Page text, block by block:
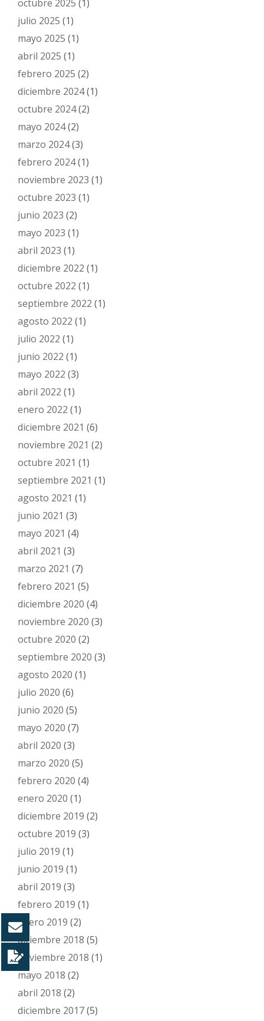
octubre 2025 (1)
julio 2025 (1)
mayo 2025 (1)
abril 2025 (1)
febrero 2025 (2)
diciembre 2024(1)
octubre 2024(2)
mayo 2024(2)
marzo 2024(3)
febrero 2024(1)
noviembre 2023 (1)
octubre 2023 (1)
junio 2023 (2)
mayo 2023 (1)
abril 2023 (1)
diciembre 2022 (1)
octubre 2022 (1)
septiembre 2022 (1)
agosto 2022 (1)
julio 2022 (1)
junio 2022 (1)
mayo 2022 (3)
abril 2022 (1)
enero 2022 (1)
diciembre 2021 (6)
noviembre 2021 (2)
octubre 2021 (1)
septiembre 2021 (1)
agosto 2021 (1)
junio 2021 (3)
mayo 2021 (4)
abril 2021 (3)
marzo 2021 (7)
febrero 2021 (5)
diciembre 2020 (4)
noviembre 2020 (3)
octubre 2020 (2)
septiembre 2020 (3)
agosto 2020 (1)
julio 2020 (6)
junio 2020 (5)
mayo 2020 (7)
abril 2020 (3)
marzo 2020 (5)
febrero 2020 (4)
enero 2020 (1)
diciembre 2019 (2)
octubre 2019 (3)
julio 2019 (1)
junio 2019 (1)
abril 2019 (3)
febrero 2019 (1)
enero 2019 (2)
diciembre 2018 (5)
noviembre 2018 (1)
mayo 2018 (2)
abril 2018 (2)
diciembre 2017(5)